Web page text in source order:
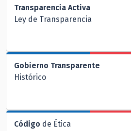
Transparencia Activa
Ley de Transparencia
Gobierno Transparente
Histórico
Código de Ética